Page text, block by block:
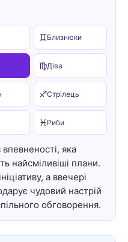
♊Близнюки
♍Діва
♐Стрілець
♓ Риби
яка
найсміливіші плани.
а ввечері
чудовий настрій
обговорення.